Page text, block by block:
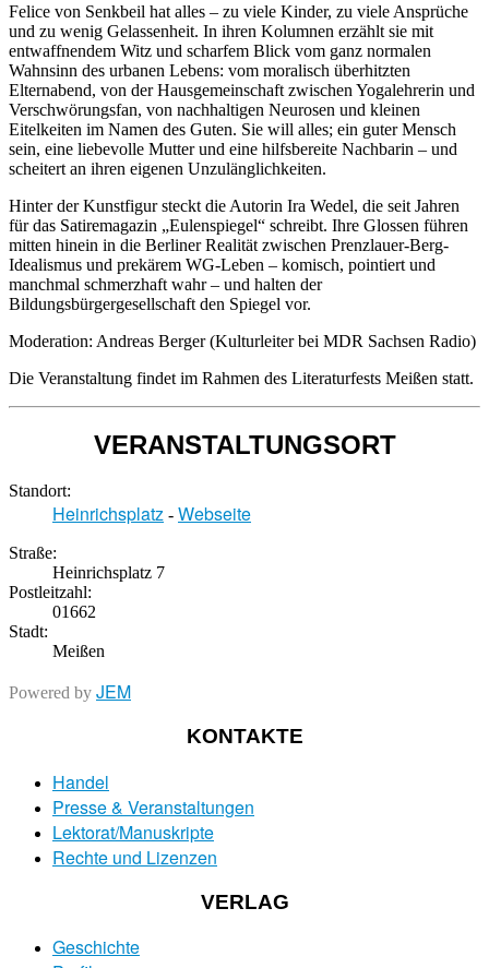
Felice von Senkbeil hat alles – zu viele Kinder, zu viele Ansprüche
und zu wenig Gelassenheit. In ihren Kolumnen erzählt sie mit
entwaffnendem Witz und scharfem Blick vom ganz normalen
Wahnsinn des urbanen Lebens: vom moralisch überhitzten
Elternabend, von der Hausgemeinschaft zwischen Yogalehrerin und
Verschwörungsfan, von nachhaltigen Neurosen und kleinen
Eitelkeiten im Namen des Guten. Sie will alles; ein guter Mensch
sein, eine liebevolle Mutter und eine hilfsbereite Nachbarin – und
scheitert an ihren eigenen Unzulänglichkeiten.
Hinter der Kunstfigur steckt die Autorin Ira Wedel, die seit Jahren
für das Satiremagazin „Eulenspiegel“ schreibt. Ihre Glossen führen
mitten hinein in die Berliner Realität zwischen Prenzlauer-Berg-
Idealismus und prekärem WG-Leben – komisch, pointiert und
manchmal schmerzhaft wahr – und halten der
Bildungsbürgergesellschaft den Spiegel vor.
Moderation: Andreas Berger (Kulturleiter bei MDR Sachsen Radio)
Die Veranstaltung findet im Rahmen des Literaturfests Meißen statt.
VERANSTALTUNGSORT
Standort:
Heinrichsplatz - Webseite
Straße:
Heinrichsplatz 7
Postleitzahl:
01662
Stadt:
Meißen
Powered by JEM
KONTAKTE
Handel
Presse & Veranstaltungen
Lektorat/Manuskripte
Rechte und Lizenzen
VERLAG
Geschichte